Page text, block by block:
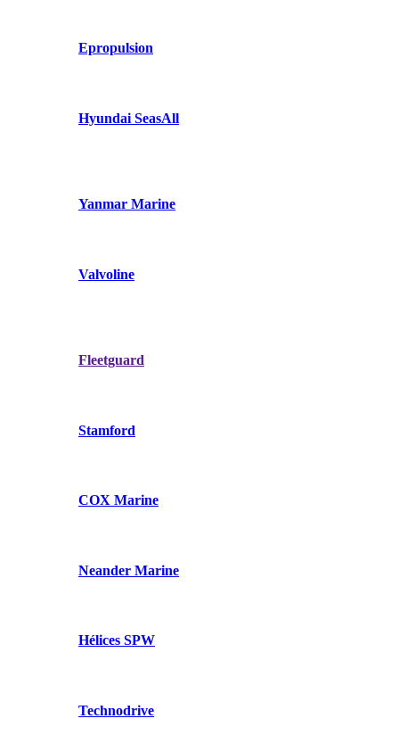
Epropulsion
Hyundai SeasAll
Yanmar Marine
Valvoline
Fleetguard
Stamford
COX Marine
Neander Marine
Hélices SPW
Technodrive